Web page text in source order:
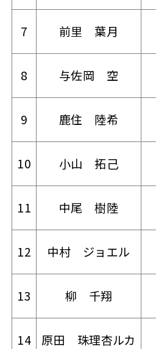
7 前里 葉月
8 与佐岡 空
9 鹿住 陸希
10 小山 拓己
11 中尾 樹陸
12 中村 ジョエル
13 柳 千翔
14 原田 珠理杏ルカ